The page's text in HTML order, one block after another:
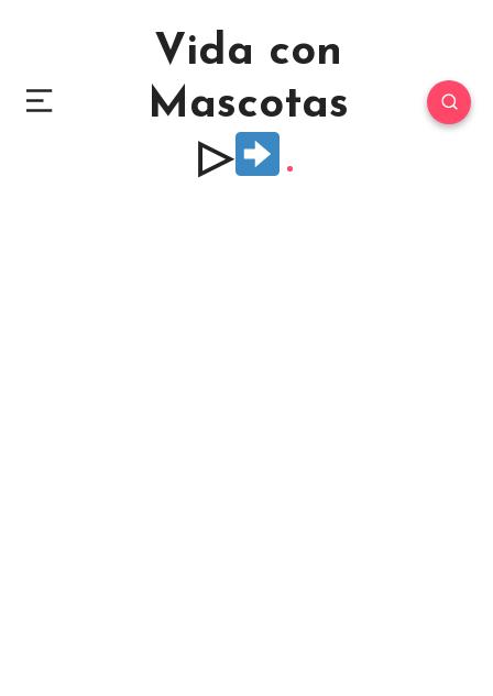
Vida con
Mascotas
▷